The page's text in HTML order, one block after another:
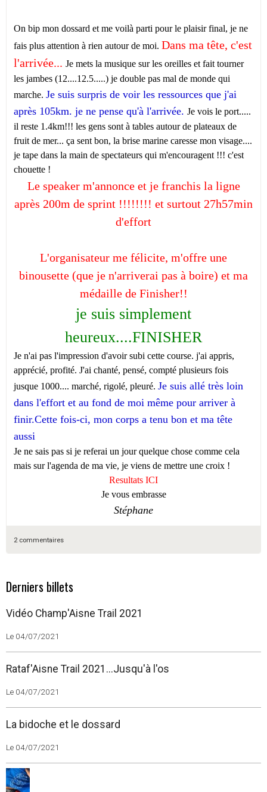
On bip mon dossard et me voilà parti pour le plaisir final, je ne
fais plus attention à rien autour de moi. Dans ma tête, c'est
l'arrivée... Je mets la musique sur les oreilles et fait tourner
les jambes (12....12.5.....) je double pas mal de monde qui
marche. Je suis surpris de voir les ressources que j'ai
après 105km. je ne pense qu'à l'arrivée. Je vois le port.....
il reste 1.4km!!! les gens sont à tables autour de plateaux de
fruit de mer... ça sent bon, la brise marine caresse mon visage....
je tape dans la main de spectateurs qui m'encouragent !!! c'est
chouette !
Le speaker m'annonce et je franchis la ligne
après 200m de sprint !!!!!!!! et surtout 27h57min
d'effort
L'organisateur me félicite, m'offre une
binousette (que je n'arriverai pas à boire) et ma
médaille de Finisher!!
je suis simplement
heureux....FINISHER
Je n'ai pas l'impression d'avoir subi cette course. j'ai appris,
apprécié, profité. J'ai chanté, pensé, compté plusieurs fois
jusque 1000.... marché, rigolé, pleuré. Je suis allé très loin
dans l'effort et au fond de moi même pour arriver à
finir.Cette fois-ci, mon corps a tenu bon et ma tête
aussi
Je ne sais pas si je referai un jour quelque chose comme cela
mais sur l'agenda de ma vie, je viens de mettre une croix !
Resultats ICI
Je vous embrasse
Stéphane
2 commentaires
Derniers billets
Vidéo Champ'Aisne Trail 2021
Le 04/07/2021
Rataf'Aisne Trail 2021...Jusqu'à l'os
Le 04/07/2021
La bidoche et le dossard
Le 04/07/2021